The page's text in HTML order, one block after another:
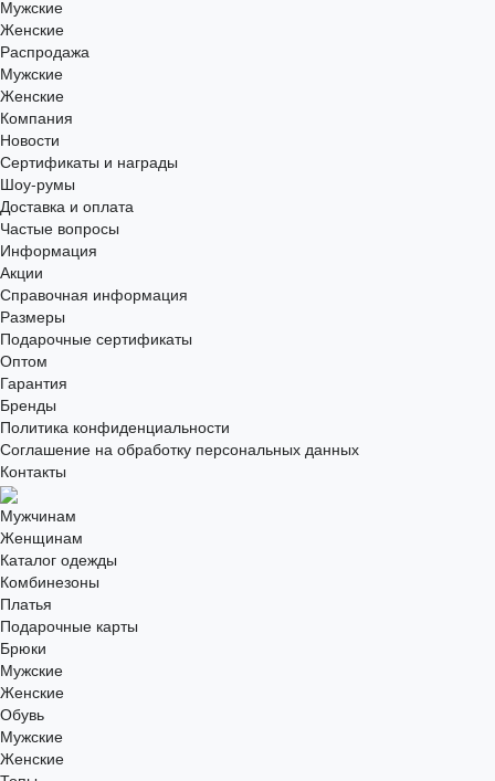
Мужские
Женские
Распродажа
Мужские
Женские
Компания
Новости
Сертификаты и награды
Шоу-румы
Доставка и оплата
Частые вопросы
Информация
Акции
Справочная информация
Размеры
Подарочные сертификаты
Оптом
Гарантия
Бренды
Политика конфиденциальности
Соглашение на обработку персональных данных
Контакты
Мужчинам
Женщинам
Каталог одежды
Комбинезоны
Платья
Подарочные карты
Брюки
Мужские
Женские
Обувь
Мужские
Женские